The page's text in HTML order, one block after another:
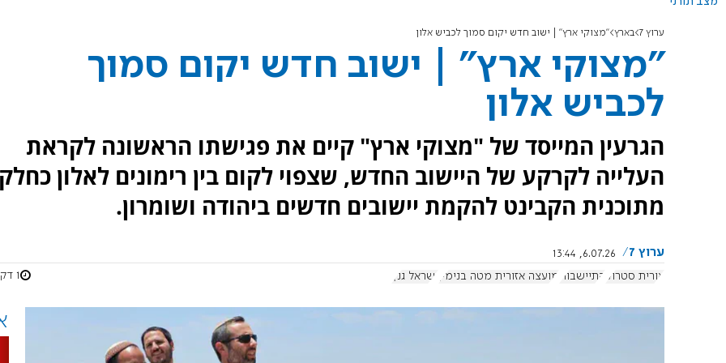
ערוץ 7 בארץ "מצוקי ארץ" | ישוב חדש יקום סמוך לכביש אלון
"מצוקי ארץ" | ישוב חדש יקום סמוך
לכביש אלון
הגרעין המייסד של "מצוקי ארץ" קיים את פגישתו הראשונה לקראת
העלייה לקרקע של היישוב החדש, שצפוי לקום בין רימונים לאלון
מתוכנית הקבינט להקמת יישובים חדשים ביהודה ושומרון.
ערוץ 7
6.07.26, 13:44
אורית סטרוק התיישבות מועצה אזורית מטה בנימין ישראל גנץ 1 דקות